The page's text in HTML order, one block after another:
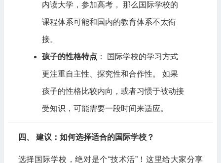
内读大学，参加高考， 那么国际学校的
课程体系可能和国内的教育体系不太衔
接。
孩子的性格特点 ： 国际学校的学习方式
更注重自主性、探究性和合作性。 如果
孩子的性格比较内向，或者习惯于被动接
受知识，可能需要一段时间来适应。
四、 建议：如何选择适合的国际学校？
选择国际学校，绝对是个“技术活”！这里给大家分享